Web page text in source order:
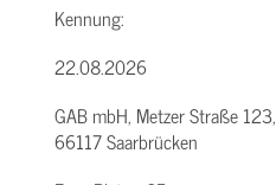
Kennung:
22.08.2026
GAB mbH, Metzer Straße 123,
66117 Saarbrücken